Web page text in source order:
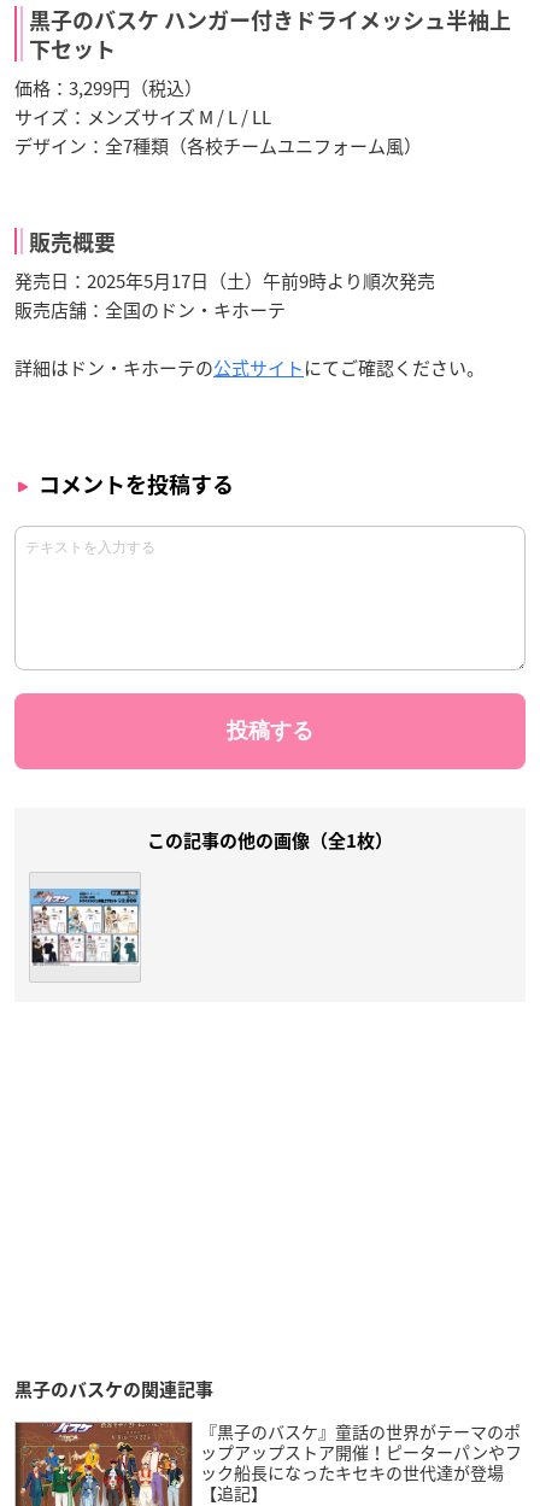
黒子のバスケ ハンガー付きドライメッシュ半袖上
下セット
価格：3,299円（税込）
サイズ：メンズサイズ M / L / LL
デザイン：全7種類（各校チームユニフォーム風）
販売概要
発売日：2025年5月17日（土）午前9時より順次発売
販売店舗：全国のドン・キホーテ
詳細はドン・キホーテの公式サイトにてご確認ください。
コメントを投稿する
この記事の他の画像（全1枚）
黒子のバスケの関連記事
『黒子のバスケ』童話の世界がテーマのポ
ップアップストア開催！ピーターパンやフ
ック船長になったキセキの世代達が登場
【追記】